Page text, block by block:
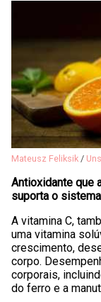
Mateusz Feliksik /
Antioxidante que
suporta o
A vitamina C,
uma vitamina
crescimento,
corpo.
corporais,
do ferro e a